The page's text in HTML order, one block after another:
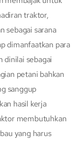
traktor,
sebagai sarana
dimanfaatkan para
dinilai sebagai
petani bahkan
sanggup
hasil kerja
membutuhkan
yang harus